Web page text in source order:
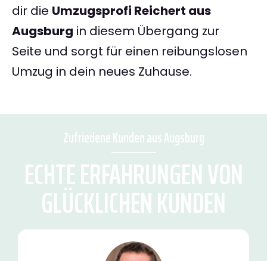
dir die Umzugsprofi Reichert aus
Augsburg in diesem Übergang zur
Seite und sorgt für einen reibungslosen
Umzug in dein neues Zuhause.
Zufriedene Kunden aus Augsburg
ECHTE ERFAHRUNGEN VON
GLÜCKLICHEN KUNDEN